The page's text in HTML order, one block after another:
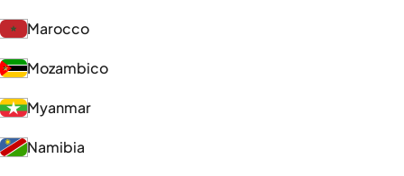
Marocco
Mozambico
Myanmar
Namibia